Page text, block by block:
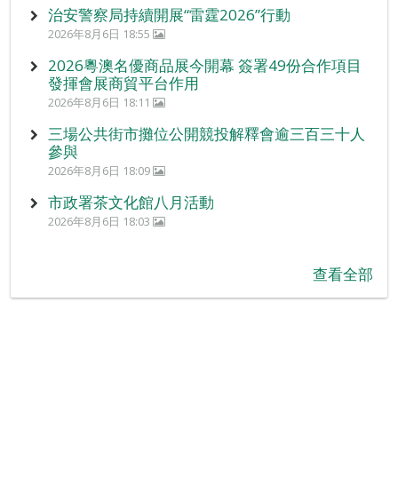
治安警察局持續開展“雷霆2026”行動
2026年8月6日 18:55
2026粵澳名優商品展今開幕 簽署49份合作項目
發揮會展商貿平台作用
2026年8月6日 18:11
三場公共街市攤位公開競投解釋會逾三百三十人
參與
2026年8月6日 18:09
市政署茶文化館八月活動
2026年8月6日 18:03
查看全部